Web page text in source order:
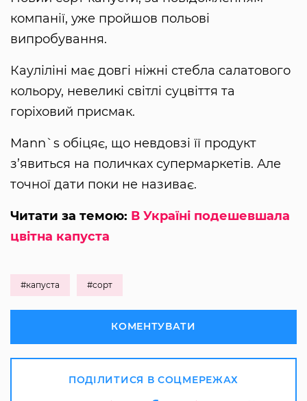
компанії, уже пройшов польові
випробування.
Кауліліні має довгі ніжні стебла салатового
кольору, невеликі світлі суцвіття та
горіховий присмак.
Mann`s обіцяє, що невдовзі її продукт
з’явиться на поличках супермаркетів. Але
точної дати поки не називає.
Читати за темою: В Україні подешевшала
цвітна капуста
#капуста #сорт
КОМЕНТУВАТИ
ПОДІЛИТИСЯ В СОЦМЕРЕЖАХ